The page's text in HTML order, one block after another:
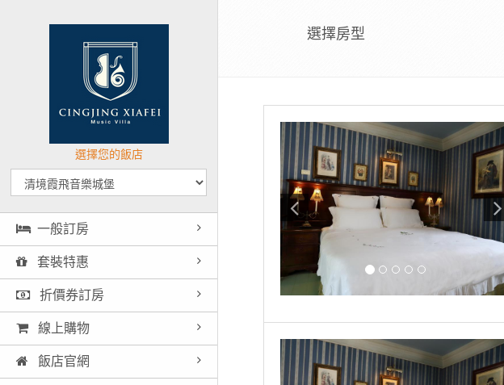
選擇您的飯店
一般訂房
套裝特惠
折價券訂房
線上購物
飯店官網
選擇房型